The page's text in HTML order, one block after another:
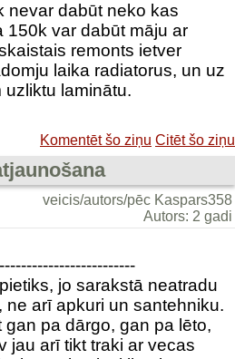
nevar dabūt neko kas
150k var dabūt māju ar
remonts ietver
laika radiatorus, un uz
laminātu.
Komentēt šo ziņu Citēt šo ziņu
veicis/autors/pēc Kaspars358
Autors: 2 gadi
jo sarakstā neatradu
ne arī apkuri un santehniku.
gan pa dārgo, gan pa lēto,
jau arī tikt traki ar vecas